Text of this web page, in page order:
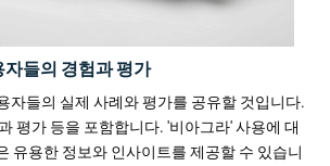
들의 경험과 평가
자들의 실제 사례와 평가를 공유할 것입니다.
평가 등을 포함합니다. '비아그라' 사용에 대
유용한 정보와 인사이트를 제공할 수 있습니